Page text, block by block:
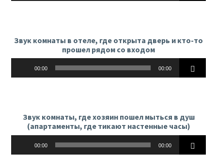
Звук комнаты в отеле, где открыта дверь и кто-то
прошел рядом со входом
00:00 00:00
Звук комнаты, где хозяин пошел мыться в душ
(апартаменты, где тикают настенные часы)
00:00 00:00